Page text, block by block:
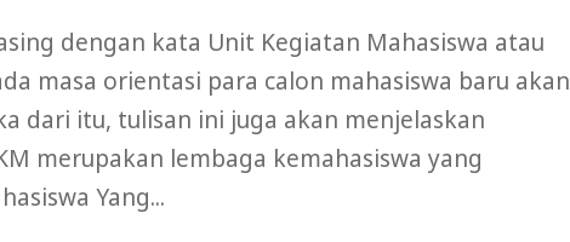
dengan kata Unit Kegiatan Mahasiswa atau
masa orientasi para calon mahasiswa baru akan
dari itu, tulisan ini juga akan menjelaskan
merupakan lembaga kemahasiswa yang
Yang...